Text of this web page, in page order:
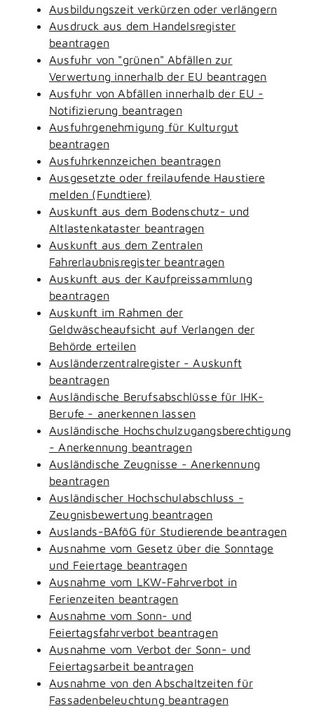
Ausbildungszeit verkürzen oder verlängern
Ausdruck aus dem Handelsregister
beantragen
Ausfuhr von "grünen" Abfällen zur
Verwertung innerhalb der EU beantragen
Ausfuhr von Abfällen innerhalb der EU -
Notifizierung beantragen
Ausfuhrgenehmigung für Kulturgut
beantragen
Ausfuhrkennzeichen beantragen
Ausgesetzte oder freilaufende Haustiere
melden (Fundtiere)
Auskunft aus dem Bodenschutz- und
Altlastenkataster beantragen
Auskunft aus dem Zentralen
Fahrerlaubnisregister beantragen
Auskunft aus der Kaufpreissammlung
beantragen
Auskunft im Rahmen der
Geldwäscheaufsicht auf Verlangen der
Behörde erteilen
Ausländerzentralregister - Auskunft
beantragen
Ausländische Berufsabschlüsse für IHK-
Berufe - anerkennen lassen
Ausländische Hochschulzugangsberechtigung
- Anerkennung beantragen
Ausländische Zeugnisse - Anerkennung
beantragen
Ausländischer Hochschulabschluss -
Zeugnisbewertung beantragen
Auslands-BAföG für Studierende beantragen
Ausnahme vom Gesetz über die Sonntage
und Feiertage beantragen
Ausnahme vom LKW-Fahrverbot in
Ferienzeiten beantragen
Ausnahme vom Sonn- und
Feiertagsfahrverbot beantragen
Ausnahme vom Verbot der Sonn- und
Feiertagsarbeit beantragen
Ausnahme von den Abschaltzeiten für
Fassadenbeleuchtung beantragen